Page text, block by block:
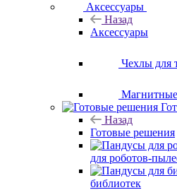
Аксессуары
Назад
Аксессуары
Чехлы для
Назад
Готовые решения
для роботов-
библиотек